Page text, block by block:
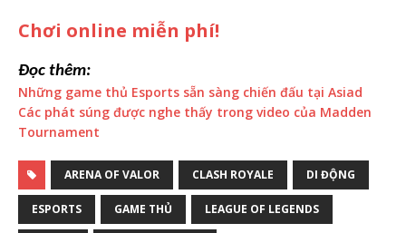
Chơi online miễn phí!
Đọc thêm:
Những game thủ Esports sẵn sàng chiến đấu tại Asiad
Các phát súng được nghe thấy trong video của Madden
Tournament
ARENA OF VALOR CLASH ROYALE DI ĐỘNG
ESPORTS GAME THỦ LEAGUE OF LEGENDS